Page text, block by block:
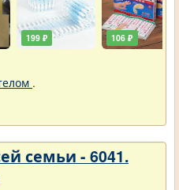
199 ₽ 106 ₽
.
семьи - 6041.